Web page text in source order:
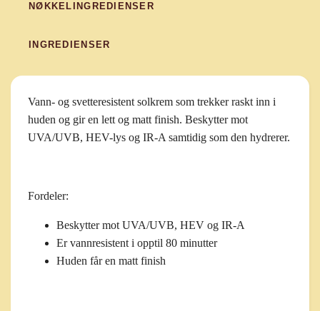
NØKKELINGREDIENSER
INGREDIENSER
Vann- og svetteresistent solkrem som trekker raskt inn i
huden og gir en lett og matt finish. Beskytter mot
UVA/UVB, HEV-lys og IR-A samtidig som den hydrerer.
Fordeler:
Beskytter mot UVA/UVB, HEV og IR-A
Er vannresistent i opptil 80 minutter
Huden får en matt finish